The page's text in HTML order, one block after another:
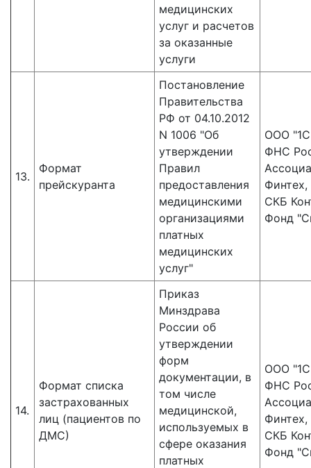
медицинских
услуг и расчетов
за оказанные
услуги
13.
Формат
прейскуранта
Постановление
Правительства
РФ от 04.10.2012
N 1006 "Об
утверждении
Правил
предоставления
медицинскими
организациями
платных
медицинских
услуг"
ООО
ФНС
Финтех,
СКБ
Фонд
14.
Формат списка
застрахованных
лиц (пациентов по
ДМС)
Приказ
Минздрава
России об
утверждении
форм
документации, в
том числе
медицинской,
используемых в
сфере оказания
платных
ООО
ФНС
Финтех,
СКБ
Фонд